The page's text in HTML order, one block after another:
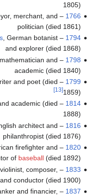
1805)
1766
–
merchant, and
politician (died 1861)
1794
–
, German botanist
and explorer (died 1868)
1798
–
and
academic (died 1840)
1799
–
and poet (died
1859)
[13]
1814
–
academic (died
1888)
1816
–
architect and
philanthropist (died 1876)
1820
–
firefighter and
of baseball(died 1892)
1833
–
composer,
and conductor (died 1900)
1837
–
and financier,